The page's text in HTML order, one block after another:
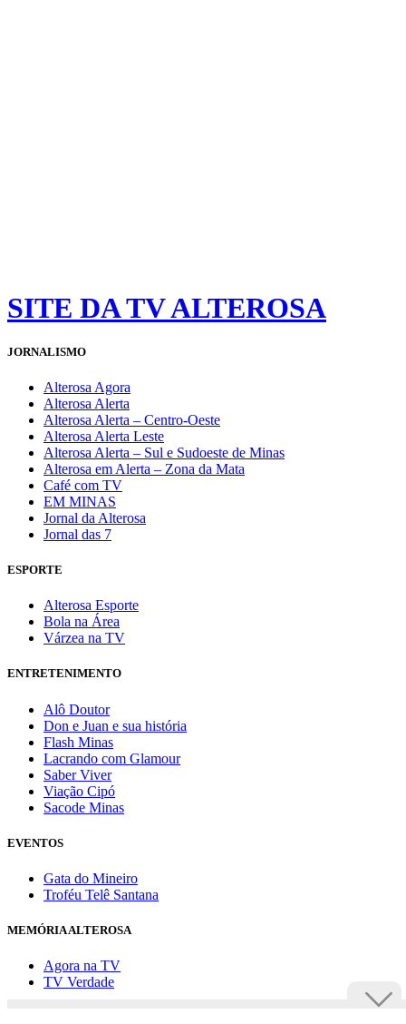
SITE DA TV ALTEROSA
JORNALISMO
Alterosa Agora
Alterosa Alerta
Alterosa Alerta – Centro-Oeste
Alterosa Alerta Leste
Alterosa Alerta – Sul e Sudoeste de Minas
Alterosa em Alerta – Zona da Mata
Café com TV
EM MINAS
Jornal da Alterosa
Jornal das 7
ESPORTE
Alterosa Esporte
Bola na Área
Várzea na TV
ENTRETENIMENTO
Alô Doutor
Don e Juan e sua história
Flash Minas
Lacrando com Glamour
Saber Viver
Viação Cipó
Sacode Minas
EVENTOS
Gata do Mineiro
Troféu Telê Santana
MEMÓRIA ALTEROSA
Agora na TV
TV Verdade